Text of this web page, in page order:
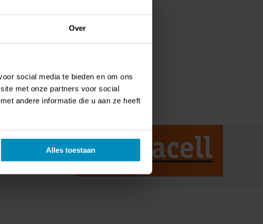
Over
social media te bieden en om ons
met onze partners voor social
andere informatie die u aan ze heeft
Alles toestaan